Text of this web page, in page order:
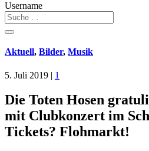
Username
Aktuell, Bilder, Musik
5. Juli 2019 | 1
Die Toten Hosen
mit Clubkonzert im
Tickets? Flohmarkt!